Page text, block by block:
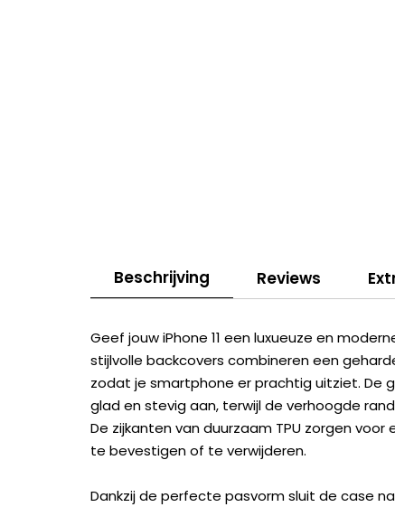
Beschrijving Reviews
Geef jouw iPhone 11 een luxueuze en
stijlvolle backcovers combineren een
zodat je smartphone er prachtig uitziet. De
glad en stevig aan, terwijl de verhoogde
De zijkanten van duurzaam TPU zorgen
te bevestigen of te verwijderen.
Dankzij de perfecte pasvorm sluit de case